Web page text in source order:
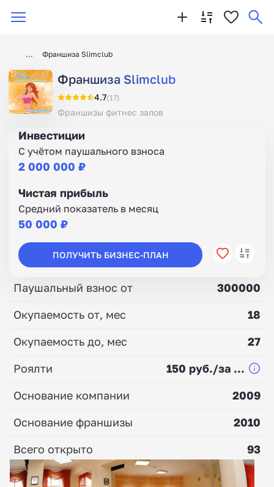
Франшиза Slimclub
Франшиза Slimclub
4.7(17)
Франшизы фитнес залов
Инвестиции
С учётом паушального взноса
2 000 000 ₽
Чистая прибыль
Средний показатель в месяц
50 000 ₽
ПОЛУЧИТЬ БИЗНЕС-ПЛАН
Паушальный взнос от
300000
Окупаемость от, мес
18
Окупаемость до, мес
27
Роялти
150 руб./за ...
Основание компании
2009
Основание франшизы
2010
Всего открыто
93